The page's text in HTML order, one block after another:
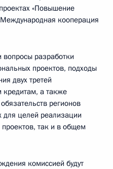
«Повышение
кооперация
вопросы разработки
проектов, подходы
двух третей
а также
регионов
целей реализации
так и в общем
комиссией будут